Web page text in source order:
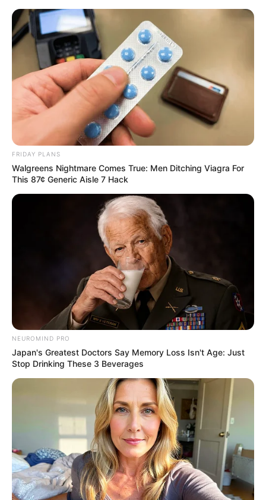
FRIDAY PLANS
Walgreens Nightmare Comes True: Men Ditching Viagra For
This 87¢ Generic Aisle 7 Hack
NEUROMIND PRO
Japan's Greatest Doctors Say Memory Loss Isn't Age: Just
Stop Drinking These 3 Beverages